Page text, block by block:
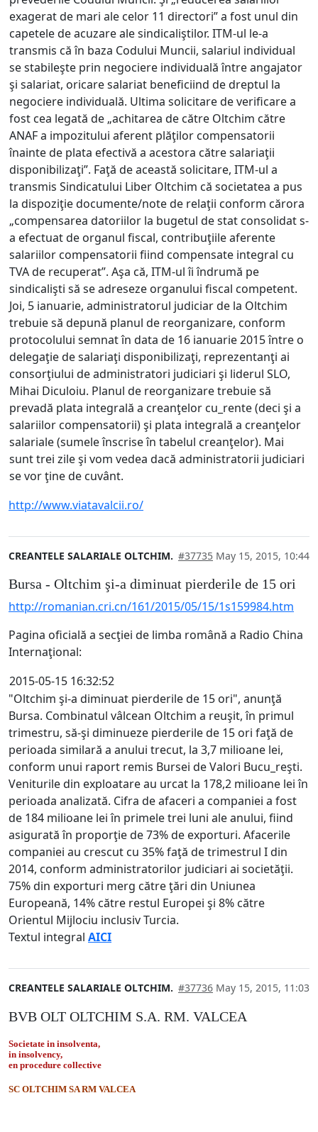
exagerat de mari ale celor 11 directori” a fost unul din
capetele de acuzare ale sindicaliştilor. ITM-ul le-a
transmis că în baza Codului Muncii, salariul individual
se stabileşte prin negociere individuală între angajator
şi salariat, oricare salariat beneficiind de dreptul la
negociere individuală. Ultima solicitare de verificare a
fost cea legată de „achitarea de către Oltchim către
ANAF a impozitului aferent plăţilor compensatorii
înainte de plata efectivă a acestora către salariaţii
disponibilizaţi”. Faţă de această solicitare, ITM-ul a
transmis Sindicatului Liber Oltchim că societatea a pus
la dispoziţie documente/note de relaţii conform cărora
„compensarea datoriilor la bugetul de stat consolidat s-
a efectuat de organul fiscal, contribuţiile aferente
salariilor compensatorii fiind compensate integral cu
TVA de recuperat”. Aşa că, ITM-ul îi îndrumă pe
sindicalişti să se adreseze organului fiscal competent.
Joi, 5 ianuarie, administratorul judiciar de la Oltchim
trebuie să depună planul de reorganizare, conform
protocolului semnat în data de 16 ianuarie 2015 între o
delegaţie de salariaţi disponibilizaţi, reprezentanţi ai
consorţiului de administratori judiciari şi liderul SLO,
Mihai Diculoiu. Planul de reorganizare trebuie să
prevadă plata integrală a creanţelor cu_rente (deci şi a
salariilor compensatorii) şi plata integrală a creanţelor
salariale (sumele înscrise în tabelul creanţelor). Mai
sunt trei zile şi vom vedea dacă administratorii judiciari
se vor ţine de cuvânt.
http://www.viatavalcii.ro/
CREANTELE SALARIALE OLTCHIM. #37735 May 15, 2015, 10:44
Bursa - Oltchim şi-a diminuat pierderile de 15 ori
http://romanian.cri.cn/161/2015/05/15/1s159984.htm
Pagina oficială a secţiei de limba română a Radio China
Internaţional:
2015-05-15 16:32:52
"Oltchim şi-a diminuat pierderile de 15 ori", anunţă
Bursa. Combinatul vâlcean Oltchim a reuşit, în primul
trimestru, să-şi diminueze pierderile de 15 ori faţă de
perioada similară a anului trecut, la 3,7 milioane lei,
conform unui raport remis Bursei de Valori Bucu_reşti.
Veniturile din exploatare au urcat la 178,2 milioane lei în
perioada analizată. Cifra de afaceri a companiei a fost
de 184 milioane lei în primele trei luni ale anului, fiind
asigurată în proporţie de 73% de exporturi. Afacerile
companiei au crescut cu 35% faţă de trimestrul I din
2014, conform administratorilor judiciari ai societăţii.
75% din exporturi merg către ţări din Uniunea
Europeană, 14% către restul Europei şi 8% către
Orientul Mijlociu inclusiv Turcia.
Textul integral AICI
CREANTELE SALARIALE OLTCHIM. #37736 May 15, 2015, 11:03
BVB OLT OLTCHIM S.A. RM. VALCEA
Societate in insolventa,
in insolvency,
en procedure collective
SC OLTCHIM SA RM VALCEA